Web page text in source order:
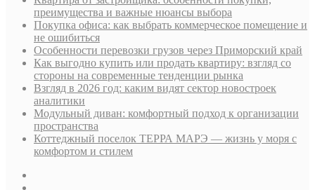
преимущества и важные нюансы выбора
Покупка офиса: как выбрать коммерческое помещение и
не ошибиться
Особенности перевозки грузов через Приморский край
Как выгодно купить или продать квартиру: взгляд со
стороны на современные тенденции рынка
Взгляд в 2026 год: каким видят сектор новостроек
аналитики
Модульный диван: комфортный подход к организации
пространства
Коттеджный поселок ТЕРРА МАРЭ — жизнь у моря с
комфортом и стилем